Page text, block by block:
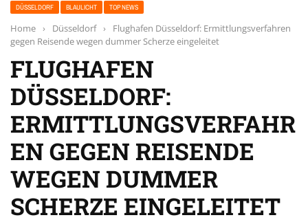
DÜSSELDORF BLAULICHT TOP NEWS
Home › Düsseldorf ›
Flughafen Düsseldorf: Ermittlungsverfahren
gegen Reisende wegen dummer Scherze eingeleitet
FLUGHAFEN
DÜSSELDORF:
ERMITTLUNGSVERFAHR
EN GEGEN REISENDE
WEGEN DUMMER
SCHERZE EINGELEITET